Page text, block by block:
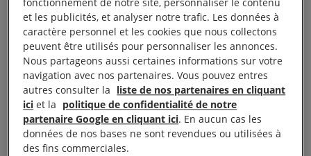
Vente de livres d’occasion au profit d’Amnesty
fonctionnement de notre site, personnaliser le contenu
et les publicités, et analyser notre trafic. Les données à
caractère personnel et les cookies que nous collectons
peuvent être utilisés pour personnaliser les annonces.
Nous partageons aussi certaines informations sur votre
navigation avec nos partenaires. Vous pouvez entres
autres consulter la liste de nos partenaires en cliquant
ici et la politique de confidentialité de notre
partenaire Google en cliquant ici. En aucun cas les
données de nos bases ne sont revendues ou utilisées à
des fins commerciales.